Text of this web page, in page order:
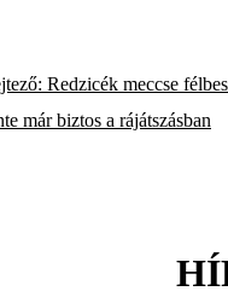
Redzicék meccse
már biztos a rájátszásban